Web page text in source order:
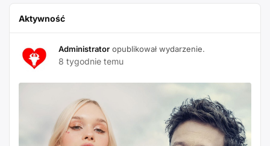
Aktywność
Administrator opublikował wydarzenie.
8 tygodnie temu